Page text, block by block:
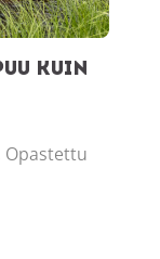
kuin
Opastettu